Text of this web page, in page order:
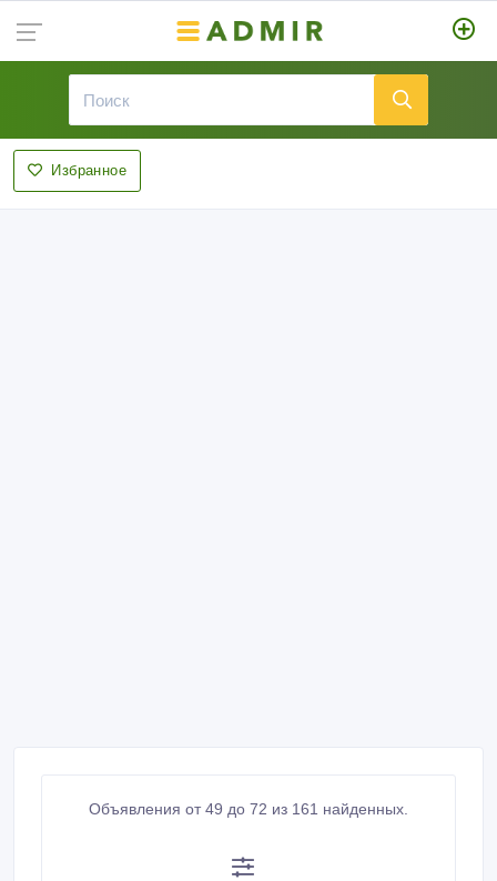
Избранное
Объявления от 49 до 72 из 161 найденных.